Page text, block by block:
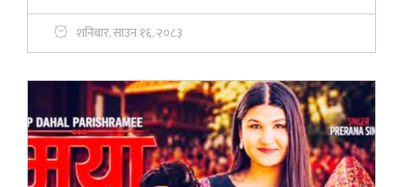
शनिबार, साउन १६, २०८३